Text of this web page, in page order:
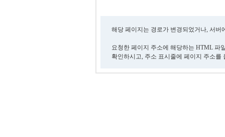
해당 페이지는 경로가 변경되었거나, 서
요청한 페이지 주소에 해당하는 HTML 파
확인하시고, 주소 표시줄에 페이지 주소